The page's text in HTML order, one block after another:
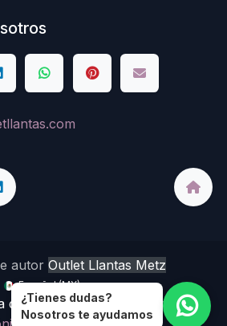
autor Outlet Llantas Metz
Español (MX)
de - El mejor
Comercio
¿Tienes dudas?
Nosotros te ayudamos